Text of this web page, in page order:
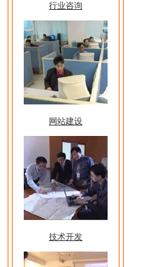
行业咨询
网站建设
技术开发